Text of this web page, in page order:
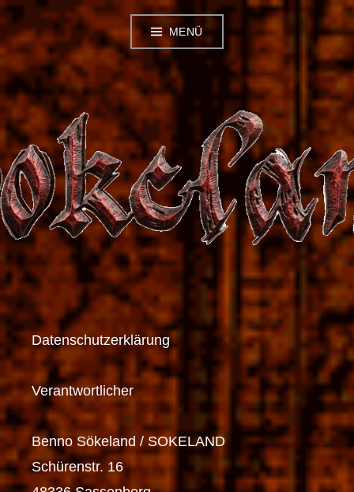
Zum
Inhalt
springen
MENÜ
Datenschutzerklärung
Verantwortlicher
Benno Sökeland / SOKELAND
Schürenstr. 16